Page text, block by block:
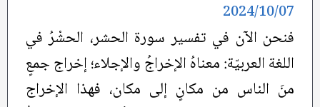
فنحن الآن في تفسير سورة الحشر، الحشْرُ في
اللغة العربيّة: معناهُ الإخراجُ والإجلاء؛ إخراج جمعٍ
منَ الناس من مكانٍ إلى مكان، فهذا الإخراج
2024/10/07